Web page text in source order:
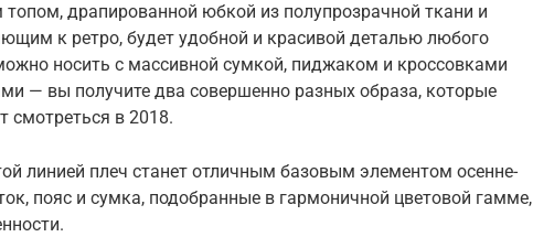
драпированной юбкой из полупрозрачной ткани и
к ретро, будет удобной и красивой деталью любого
носить с массивной сумкой, пиджаком и кроссовками
— вы получите два совершенно разных образа, которые
смотреться в 2018.
линией плеч станет отличным базовым элементом осенне-
пояс и сумка, подобранные в гармоничной цветовой гамме,